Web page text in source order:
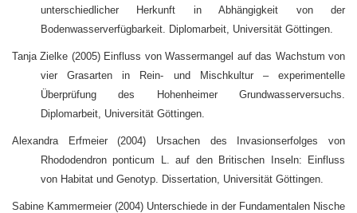
unterschiedlicher Herkunft in Abhängigkeit von der
Bodenwasserverfügbarkeit. Diplomarbeit, Universität Göttingen.
Tanja Zielke (2005) Einfluss von Wassermangel auf das Wachstum von
vier Grasarten in Rein- und Mischkultur – experimentelle
Überprüfung des Hohenheimer Grundwasserversuchs.
Diplomarbeit, Universität Göttingen.
Alexandra Erfmeier (2004) Ursachen des Invasionserfolges von
Rhododendron ponticum L. auf den Britischen Inseln: Einfluss
von Habitat und Genotyp. Dissertation, Universität Göttingen.
Sabine Kammermeier (2004) Unterschiede in der Fundamentalen Nische